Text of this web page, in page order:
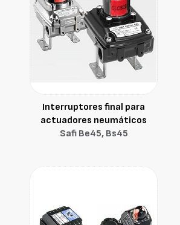
Interruptores final para
actuadores neumáticos
Safi Be45, Bs45